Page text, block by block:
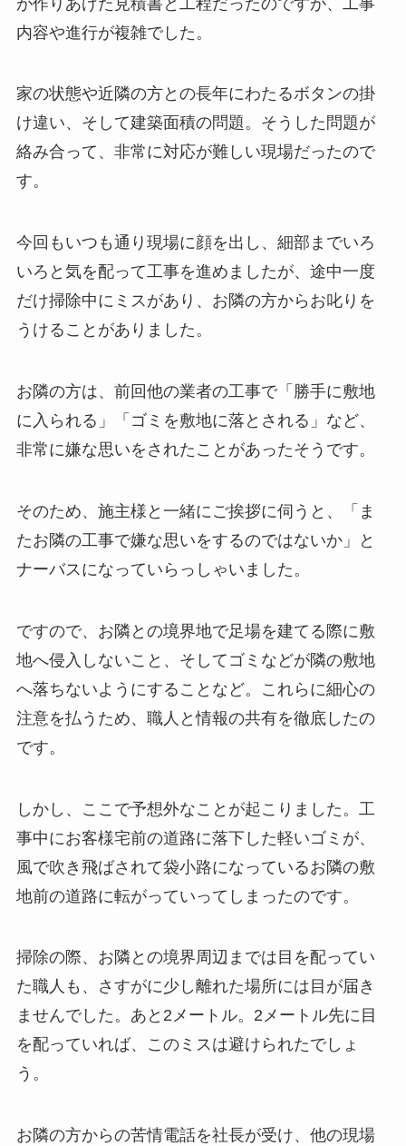
内容や進行が複雑でした。
家の状態や近隣の方との長年にわたるボタンの掛
け違い、そして建築面積の問題。そうした問題が
絡み合って、非常に対応が難しい現場だったので
す。
今回もいつも通り現場に顔を出し、細部までいろ
いろと気を配って工事を進めましたが、途中一度
だけ掃除中にミスがあり、お隣の方からお叱りを
うけることがありました。
お隣の方は、前回他の業者の工事で「勝手に敷地
に入られる」「ゴミを敷地に落とされる」など、
非常に嫌な思いをされたことがあったそうです。
そのため、施主様と一緒にご挨拶に伺うと、「ま
たお隣の工事で嫌な思いをするのではないか」と
ナーバスになっていらっしゃいました。
ですので、お隣との境界地で足場を建てる際に敷
地へ侵入しないこと、そしてゴミなどが隣の敷地
へ落ちないようにすることなど。これらに細心の
注意を払うため、職人と情報の共有を徹底したの
です。
しかし、ここで予想外なことが起こりました。工
事中にお客様宅前の道路に落下した軽いゴミが、
風で吹き飛ばされて袋小路になっているお隣の敷
地前の道路に転がっていってしまったのです。
掃除の際、お隣との境界周辺までは目を配ってい
た職人も、さすがに少し離れた場所には目が届き
ませんでした。あと2メートル。2メートル先に目
を配っていれば、このミスは避けられたでしょ
う。
お隣の方からの苦情電話を社長が受け、他の現場